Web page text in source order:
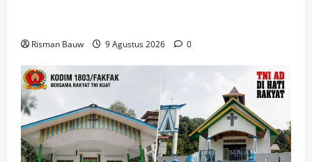
Risman Bauw 9 Agustus 2026 0